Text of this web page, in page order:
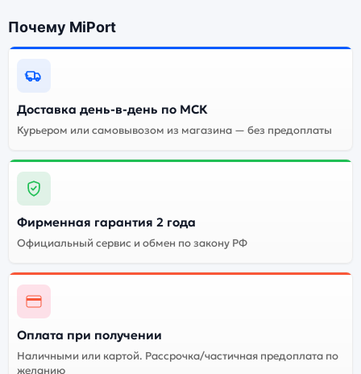
Почему MiPort
Доставка день-в-день по МСК
Курьером или самовывозом из магазина — без предоплаты
Фирменная гарантия 2 года
Официальный сервис и обмен по закону РФ
Оплата при получении
Наличными или картой. Рассрочка/частичная предоплата по
желанию